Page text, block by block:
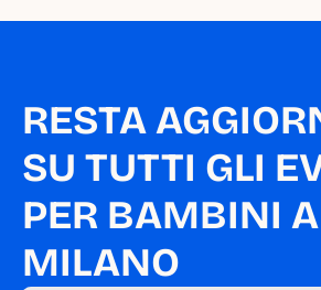
RESTA
SU TUTTI GLI
PER BAMBINI A
MILANO